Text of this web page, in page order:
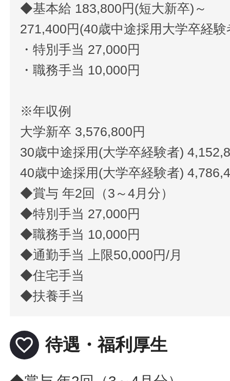
◆基本給 183,800円(短大新卒)～
271,400円(40歳中途採用大学卒経験
・特別手当 27,000円
・職務手当 10,000円
※年収例
大学新卒 3,576,800円
30歳中途採用(大学卒経験者)
40歳中途採用(大学卒経験者)
◆賞与 年2回（3～4月分）
◆特別手当 27,000円
◆職務手当 10,000円
◆通勤手当 上限50,000円/月
◆住宅手当
◆扶養手当
favorite_border 待遇・福利厚生